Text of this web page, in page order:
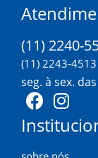
(11) 2240-
(11) 2243-4513
seg. à sex.